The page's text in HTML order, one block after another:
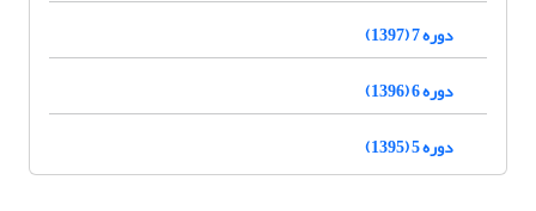
دوره 7 (1397)
دوره 6 (1396)
دوره 5 (1395)